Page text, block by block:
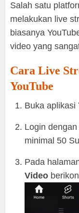
Salah satu
melakukan live
biasanya
video yang
Cara Live
YouTube
Buka aplikasi
Login
minimal 50
Pada
Video